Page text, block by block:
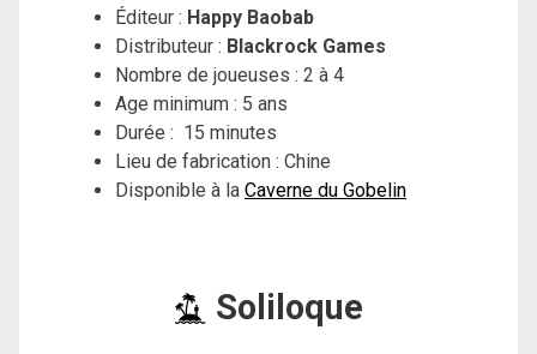
Éditeur : Happy Baobab
Distributeur : Blackrock Games
Nombre de joueuses : 2 à 4
Age minimum : 5 ans
Durée : 15 minutes
Lieu de fabrication : Chine
Disponible à la Caverne du Gobelin
Soliloque